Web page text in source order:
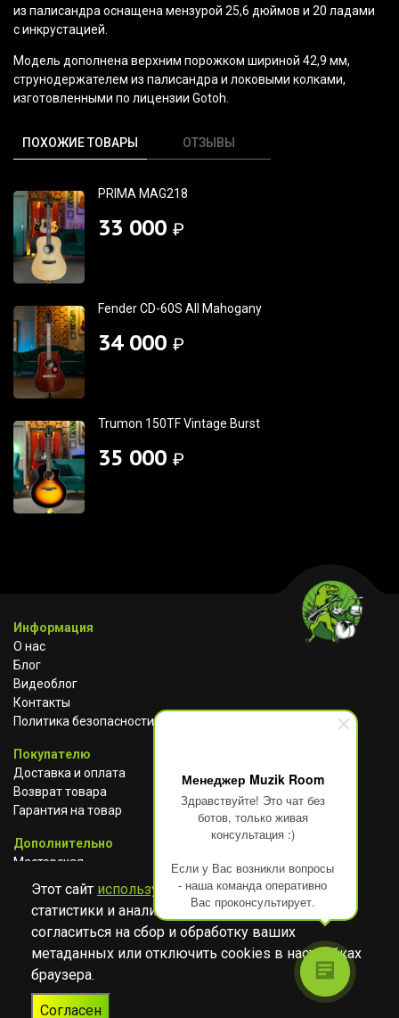
Менеджер Muzik Room
Здравствуйте! Это чат без
ботов, только живая
консультация :)
Если у Вас возникли вопросы
- наша команда оперативно
Вас проконсультирует.
из палисандра оснащена мензурой 25,6 дюймов и 20 ладами
с инкрустацией.
Модель дополнена верхним порожком шириной 42,9 мм,
струнодержателем из палисандра и локовыми колками,
изготовленными по лицензии Gotoh.
ПОХОЖИЕ ТОВАРЫ ОТЗЫВЫ
PRIMA MAG218
33 000 ₽
Fender CD-60S All Mahogany
34 000 ₽
Trumon 150TF Vintage Burst
35 000 ₽
Информация
О нас
Блог
Видеоблог
Контакты
Политика безопасности
Покупателю
Доставка и оплата
Возврат товара
Гарантия на товар
Дополнительно
Мастерская
Сотрудничество
АВИТО
TELEGRAM
YOUTUBE
© Музыкальный магазин Muzik Room, 2023-2026
Этот сайт использует cookies для сбора
статистики и анализа работы сайта. Просим
согласиться на сбор и обработку ваших
метаданных или отключить cookies в настройках
браузера.
Согласен